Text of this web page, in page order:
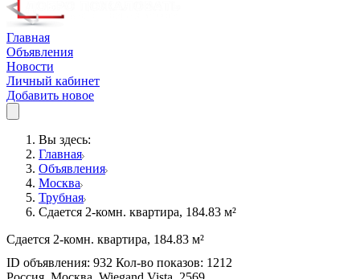
Главная
Объявления
Новости
Личный кабинет
Добавить новое
Вы здесь:
Главная
Объявления
Москва
Трубная
Сдается 2-комн. квартира, 184.83 м²
Сдается 2-комн. квартира, 184.83 м²
ID объявления: 932 Кол-во показов: 1212